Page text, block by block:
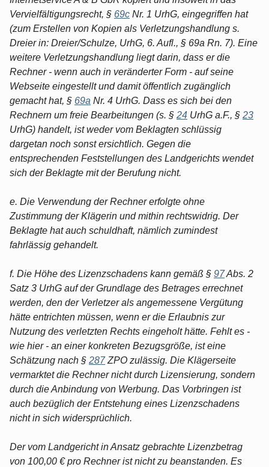
Vervielfältigungsrecht, § 69c Nr. 1 UrhG, eingegriffen hat
(zum Erstellen von Kopien als Verletzungshandlung s.
Dreier in: Dreier/Schulze, UrhG, 6. Aufl., § 69a Rn. 7). Eine
weitere Verletzungshandlung liegt darin, dass er die
Rechner - wenn auch in veränderter Form - auf seine
Webseite eingestellt und damit öffentlich zugänglich
gemacht hat, § 69a Nr. 4 UrhG. Dass es sich bei den
Rechnern um freie Bearbeitungen (s. § 24 UrhG a.F., § 23
UrhG) handelt, ist weder vom Beklagten schlüssig
dargetan noch sonst ersichtlich. Gegen die
entsprechenden Feststellungen des Landgerichts wendet
sich der Beklagte mit der Berufung nicht.
e. Die Verwendung der Rechner erfolgte ohne
Zustimmung der Klägerin und mithin rechtswidrig. Der
Beklagte hat auch schuldhaft, nämlich zumindest
fahrlässig gehandelt.
f. Die Höhe des Lizenzschadens kann gemäß § 97Abs. 2
Satz 3 UrhG auf der Grundlage des Betrages errechnet
werden, den der Verletzer als angemessene Vergütung
hätte entrichten müssen, wenn er die Erlaubnis zur
Nutzung des verletzten Rechts eingeholt hätte. Fehlt es -
wie hier - an einer konkreten Bezugsgröße, ist eine
Schätzung nach § 287ZPO zulässig. Die Klägerseite
vermarktet die Rechner nicht durch Lizensierung, sondern
durch die Anbindung von Werbung. Das Vorbringen ist
auch bezüglich der Entstehung eines Lizenzschadens
nicht in sich widersprüchlich.
Der vom Landgericht in Ansatz gebrachte Lizenzbetrag
von 100,00 € pro Rechner ist nicht zu beanstanden. Es